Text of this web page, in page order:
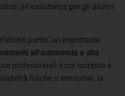
all’assistenza per gli alunni
punto, un importante
all’autonomia e alla
professionali il cui compito è
fisiche o sensoriali, la